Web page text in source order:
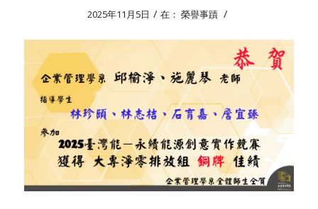
2025年11月5日 / 在： 榮譽事蹟 /